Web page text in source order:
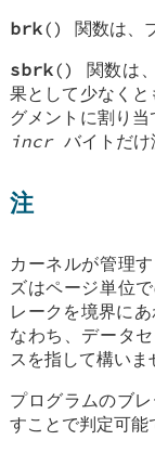
brk() 関数は、
sbrk() 関数は
果として少なくと
グメントに割り当
incrバイトだけ
注
カーネルが管理
ズはページ単位
レークを境界に
なわち、データ
スを指して構いま
プログラムのブ
すことで判定可能